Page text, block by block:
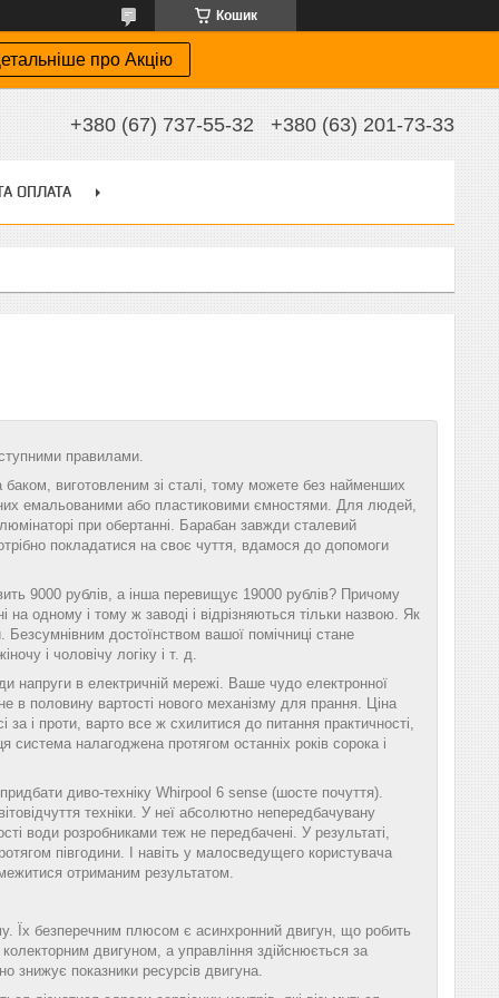
Кошик
про Акцію
+380 (67) 737-55-32 +380 (63) 201-73-33
ОПЛАТА
правилами.
виготовленим зі сталі, тому можете без найменших
емальованими або пластиковими ємностями. Для людей,
при обертанні. Барабан завжди сталевий
покладатися на своє чуття, вдамося до допомоги
9000 рублів, а інша перевищує 19000 рублів? Причому
на одному і тому ж заводі і відрізняються тільки назвою. Як
Безсумнівним достоїнством вашої помічниці стане
і чоловічу логіку і т. д.
напруги в електричній мережі. Ваше чудо електронної
в половину вартості нового механізму для прання. Ціна
і проти, варто все ж схилитися до питання практичності,
налагоджена протягом останніх років сорока і
диво-техніку Whirpool 6 sense (шосте почуття).
техніки. У неї абсолютно непередбачувану
води розробниками теж не передбачені. У результаті,
півгодини. І навіть у малосведущего користувача
отриманим результатом.
Їх безперечним плюсом є асинхронний двигун, що робить
двигуном, а управління здійснюється за
знижує показники ресурсів двигуна.